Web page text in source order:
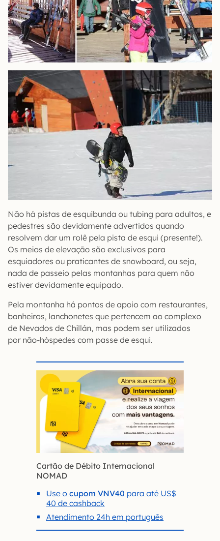
Não há pistas de esquibunda ou tubing para adultos, e
pedestres são devidamente advertidos quando
resolvem dar um rolê pela pista de esqui (presente!).
Os meios de elevação são exclusivos para
esquiadores ou praticantes de snowboard, ou seja,
nada de passeio pelas montanhas para quem não
estiver devidamente equipado.
Pela montanha há pontos de apoio com restaurantes,
banheiros, lanchonetes que pertencem ao complexo
de Nevados de Chillán, mas podem ser utilizados
por não-hóspedes com passe de esqui.
Cartão de Débito Internacional
NOMAD
Use o cupom VNV40 para até US$
40 de cashback
Atendimento 24h em português